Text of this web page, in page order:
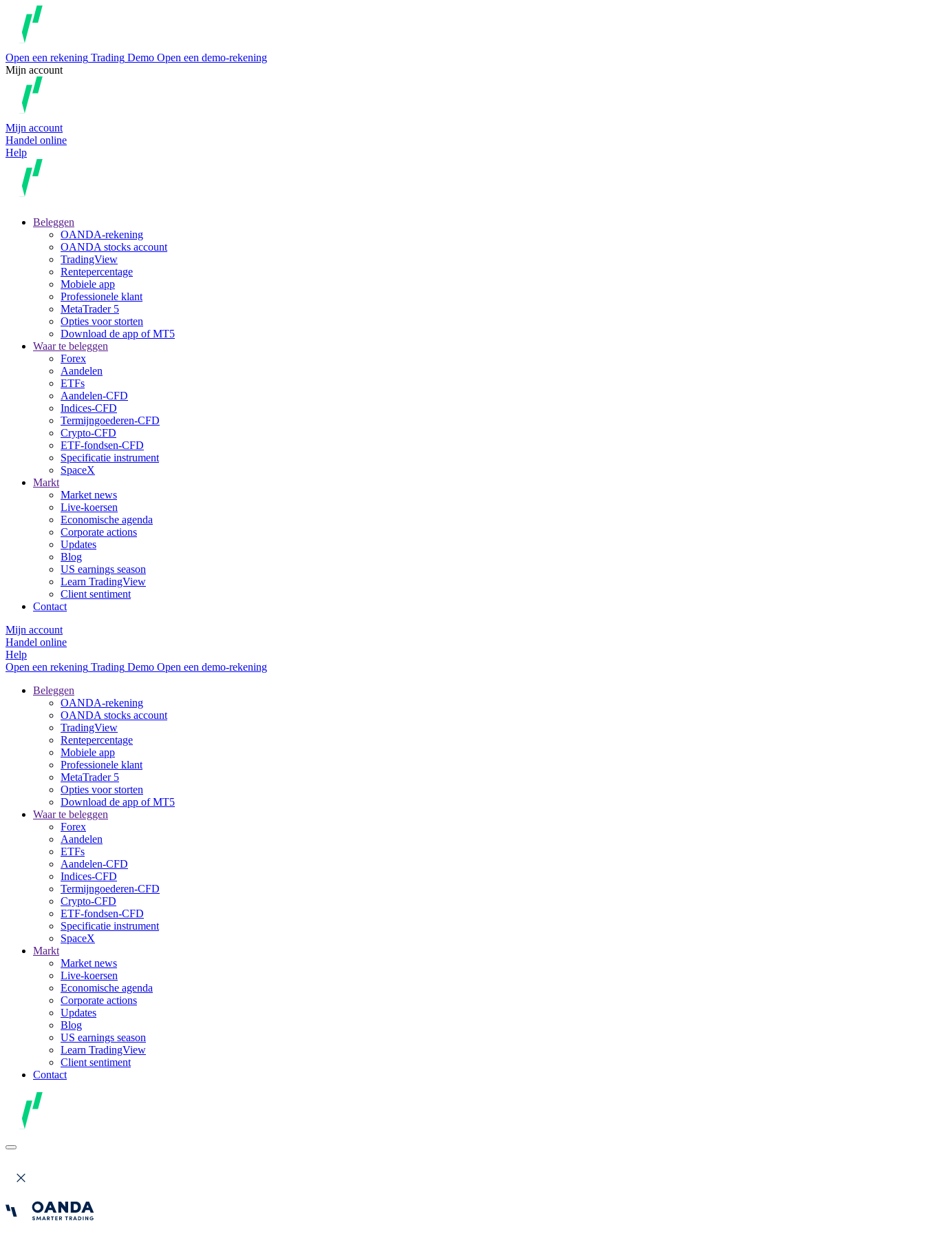
Open een rekening Trading Demo Open een demo-rekening
Mijn account
Mijn account
Handel online
Help
Beleggen
OANDA-rekening
OANDA stocks account
TradingView
Rentepercentage
Mobiele app
Professionele klant
MetaTrader 5
Opties voor storten
Download de app of MT5
Waar te beleggen
Forex
Aandelen
ETFs
Aandelen-CFD
Indices-CFD
Termijngoederen-CFD
Crypto-CFD
ETF-fondsen-CFD
Specificatie instrument
SpaceX
Markt
Market news
Live-koersen
Economische agenda
Corporate actions
Updates
Blog
US earnings season
Learn TradingView
Client sentiment
Contact
Mijn account
Handel online
Help
Open een rekening Trading Demo Open een demo-rekening
Beleggen
OANDA-rekening
OANDA stocks account
TradingView
Rentepercentage
Mobiele app
Professionele klant
MetaTrader 5
Opties voor storten
Download de app of MT5
Waar te beleggen
Forex
Aandelen
ETFs
Aandelen-CFD
Indices-CFD
Termijngoederen-CFD
Crypto-CFD
ETF-fondsen-CFD
Specificatie instrument
SpaceX
Markt
Market news
Live-koersen
Economische agenda
Corporate actions
Updates
Blog
US earnings season
Learn TradingView
Client sentiment
Contact